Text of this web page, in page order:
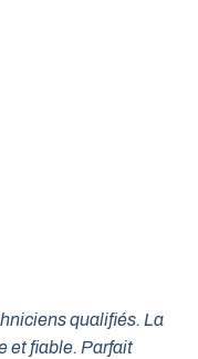
qualifiés. La
et fiable. Parfait